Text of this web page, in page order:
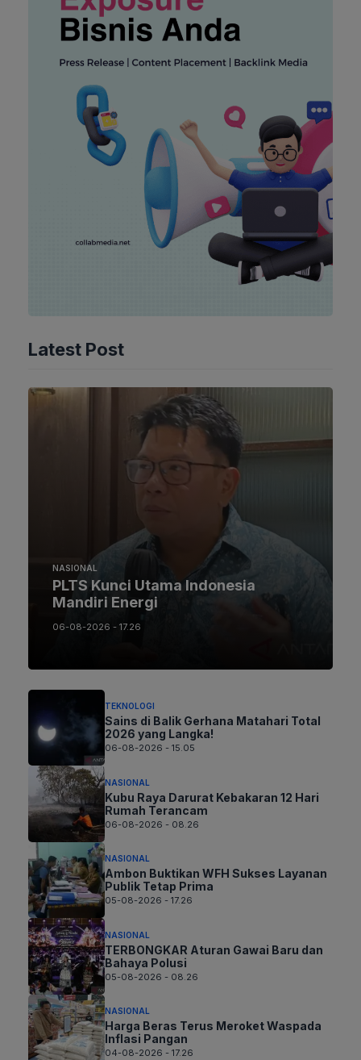
Latest Post
NASIONAL
PLTS Kunci Utama Indonesia
Mandiri Energi
06-08-2026 - 17.26
TEKNOLOGI
Sains di Balik Gerhana Matahari Total
2026 yang Langka!
06-08-2026 - 15.05
NASIONAL
Kubu Raya Darurat Kebakaran 12 Hari
Rumah Terancam
06-08-2026 - 08.26
NASIONAL
Ambon Buktikan WFH Sukses Layanan
Publik Tetap Prima
05-08-2026 - 17.26
NASIONAL
TERBONGKAR Aturan Gawai Baru dan
Bahaya Polusi
05-08-2026 - 08.26
NASIONAL
Harga Beras Terus Meroket Waspada
Inflasi Pangan
04-08-2026 - 17.26